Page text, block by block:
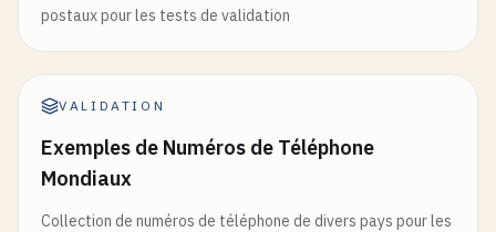
postaux pour les tests de validation
VALIDATION
Exemples de Numéros de Téléphone
Mondiaux
Collection de numéros de téléphone de divers pays pour les